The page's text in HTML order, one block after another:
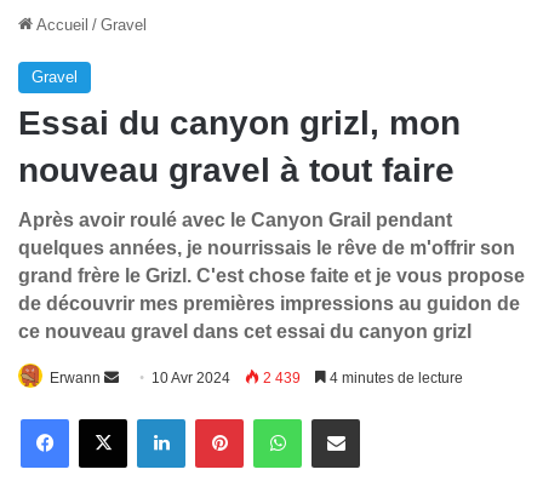
Accueil / Gravel
Gravel
Essai du canyon grizl, mon
nouveau gravel à tout faire
Après avoir roulé avec le Canyon Grail pendant
quelques années, je nourrissais le rêve de m'offrir son
grand frère le Grizl. C'est chose faite et je vous propose
de découvrir mes premières impressions au guidon de
ce nouveau gravel dans cet essai du canyon grizl
Erwann
Envoyer
courriel
10 Avr 2024 2 439 4 minutes de lecture
LinkedinPinterestWhatsAppE-Mail